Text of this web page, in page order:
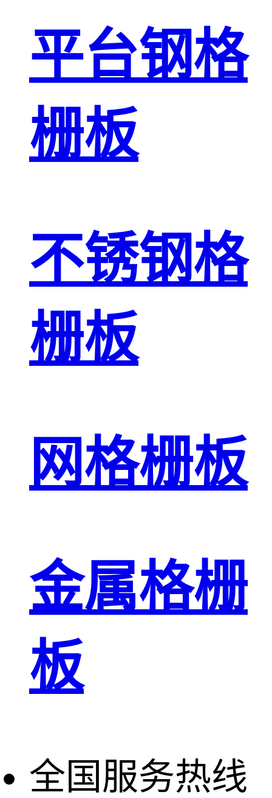
平台钢格
栅板
不锈钢格
栅板
网格栅板
金属格栅
板
全国服务热线